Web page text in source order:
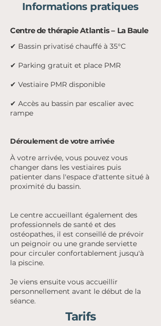
Informations pratiques
Centre de thérapie Atlantis – La Baule
✔ Bassin privatisé chauffé à 35°C
✔ Parking gratuit et place PMR
✔ Vestiaire PMR disponible
✔ Accès au bassin par escalier avec
rampe
Déroulement de votre arrivée
À votre arrivée, vous pouvez vous
changer dans les vestiaires puis
patienter dans l'espace d'attente situé à
proximité du bassin.
Le centre accueillant également des
professionnels de santé et des
ostéopathes, il est conseillé de prévoir
un peignoir ou une grande serviette
pour circuler confortablement jusqu'à
la piscine.
Je viens ensuite vous accueillir
personnellement avant le début de la
séance.
Tarifs